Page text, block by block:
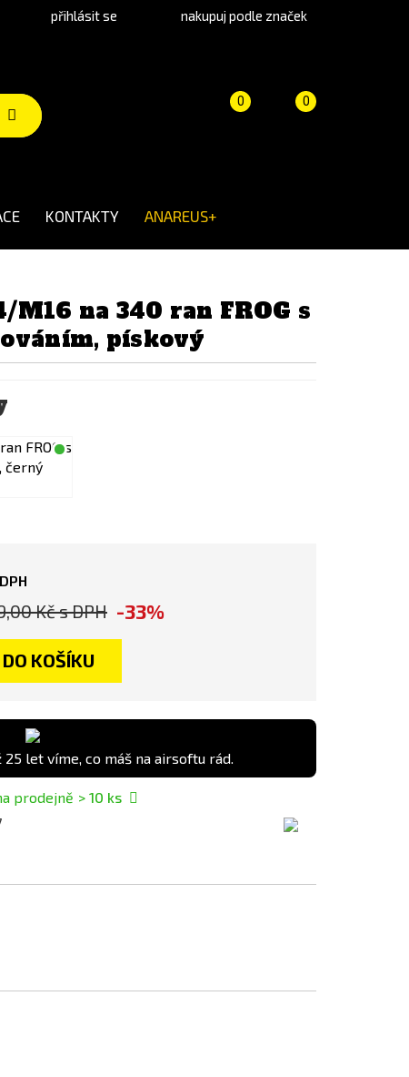
přihlásit se nakupuj podle značek
Košík 0
(prázdný)
Porovnání
0
KONTAKTY ANAREUS+
M16 na 340 ran FROG s
pískový
Kčs DPH -33%
DO KOŠÍKU
25 let víme, co máš na airsoftu rád.
prodejně > 10 ks